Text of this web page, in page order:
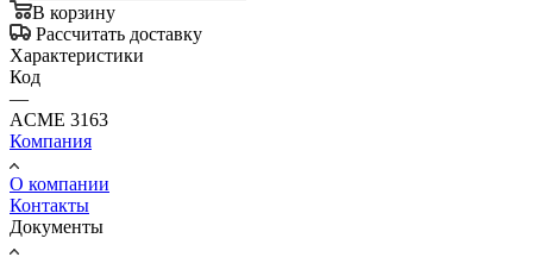
В корзину
Рассчитать доставку
Характеристики
Код
—
ACME 3163
Компания
О компании
Контакты
Документы